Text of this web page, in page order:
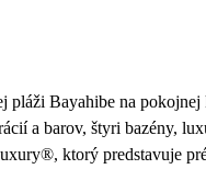
pláži Bayahibe na pokojnej
a barov, štyri bazény,
ktorý predstavuje